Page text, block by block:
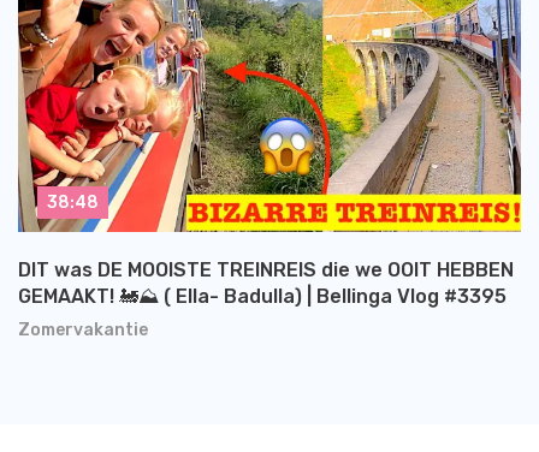
Zomervakantie
DIT was DE MOOISTE TREINREIS die we OOIT HEBBEN
GEMAAKT! 🚂⛰️ ( Ella- Badulla) | Bellinga Vlog #3395
38:48